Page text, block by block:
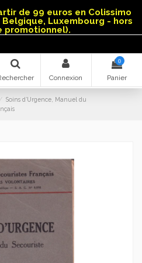
de 99 euros en Colissimo
Luxembourg - hors
promotionnel).
Connexion
0
Panier
Soins d’Urgence, Manuel du